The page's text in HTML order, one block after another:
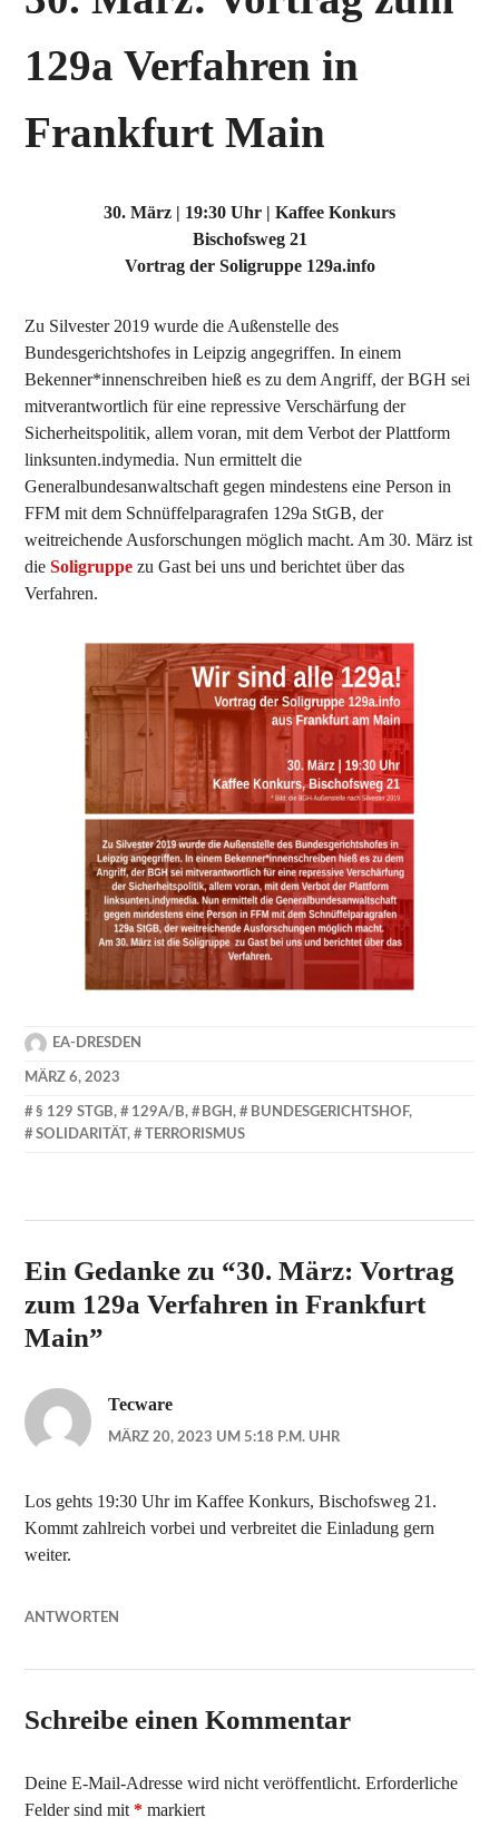
129a Verfahren in
Frankfurt Main
30. März | 19:30 Uhr | Kaffee Konkurs
Bischofsweg 21
Vortrag der Soligruppe 129a.info
Zu Silvester 2019 wurde die Außenstelle des
Bundesgerichtshofes in Leipzig angegriffen. In einem
Bekenner*innenschreiben hieß es zu dem Angriff, der BGH sei
mitverantwortlich für eine repressive Verschärfung der
Sicherheitspolitik, allem voran, mit dem Verbot der Plattform
linksunten.indymedia. Nun ermittelt die
Generalbundesanwaltschaft gegen mindestens eine Person in
FFM mit dem Schnüffelparagrafen 129a StGB, der
weitreichende Ausforschungen möglich macht. Am 30. März ist
dieSoligruppe zu Gast bei uns und berichtet über das
Verfahren.
EA-DRESDEN
MÄRZ 6, 2023
§ 129 STGB, 129A/B, BGH, BUNDESGERICHTSHOF,
SOLIDARITÄT, TERRORISMUS
Ein Gedanke zu “30. März: Vortrag
zum 129a Verfahren in Frankfurt
Main”
Tecware
MÄRZ 20, 2023 UM 5:18 P.M. UHR
Los gehts 19:30 Uhr im Kaffee Konkurs, Bischofsweg 21.
Kommt zahlreich vorbei und verbreitet die Einladung gern
weiter.
ANTWORTEN
Schreibe einen Kommentar
Deine E-Mail-Adresse wird nicht veröffentlicht. Erforderliche
Felder sind mit * markiert